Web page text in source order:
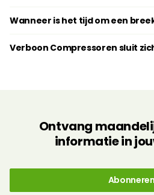
Wanneer is het tijd om een
Verboon Compressoren sluit
Ontvang
informatie in
Abonneren